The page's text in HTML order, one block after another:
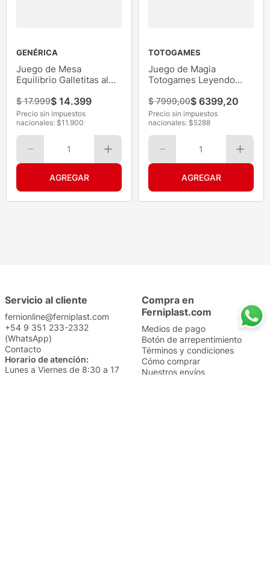
GENÉRICA
Juego de Mesa
Equilibrio Galletitas al
$ 17.999$ 14.399
Precio sin impuestos
nacionales: $11.900
1
TOTOGAMES
Juego de Magia
Totogames Leyendo
$ 7999,00$ 6399,20
Precio sin impuestos
nacionales: $5288
1
Servicio al cliente
fernionline@ferniplast.com
+54 9 351 233-2332
(WhatsApp)
Contacto
Horario de atención:
Lunes a Viernes de 8:30 a 17
Compra en
Ferniplast.com
Medios de pago
Botón de arrepentimiento
Términos y condiciones
Cómo comprar
Nuestros envíos